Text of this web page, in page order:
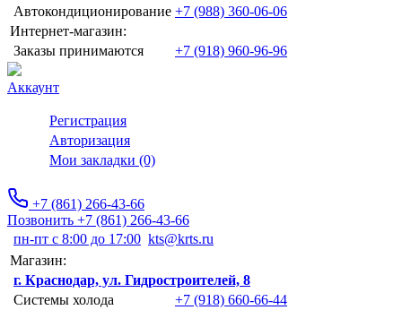
Автокондиционирование +7 (988) 360-06-06
Интернет-магазин:
Заказы принимаются
+7 (918) 960-96-96
Аккаунт
Регистрация
Авторизация
Мои закладки (0)
+7 (861) 266-43-66
Позвонить +7 (861) 266-43-66
пн-пт с 8:00 до 17:00 kts@krts.ru
Магазин:
г. Краснодар, ул. Гидростроителей, 8
Системы холода
+7 (918) 660-66-44